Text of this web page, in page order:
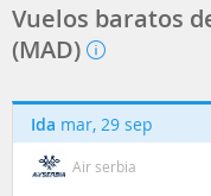
Vuelos baratos
(MAD)
Ida mar, 29 sep
Air serbia